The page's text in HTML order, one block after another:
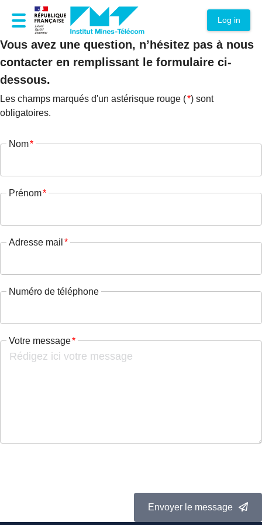
Log in
Vous avez une question, n’hésitez pas à nous
contacter en remplissant le formulaire ci-
dessous.
Les champs marqués d'un astérisque rouge (*) sont
obligatoires.
Nom
Prénom
Adresse mail
Numéro de téléphone
Votre message
Envoyer le message